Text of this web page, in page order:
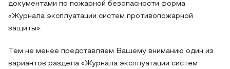
документами по пожарной безопасности форма
«Журнала эксплуатации систем противопожарной
защиты».
Тем не менее представляем Вашему вниманию один из
вариантов раздела «Журнала эксплуатации систем